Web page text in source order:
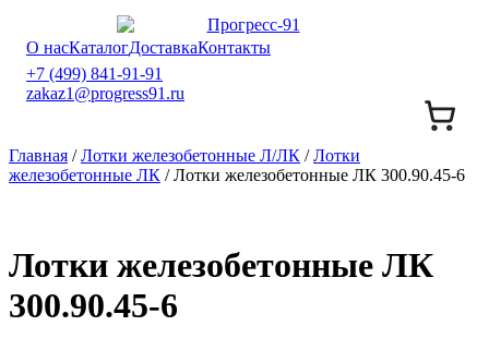
О насКаталогДоставкаКонтакты
+7 (499) 841-91-91
zakaz1@progress91.ru
Главная /Лотки железобетонные Л/ЛК /Лотки
железобетонные ЛК / Лотки железобетонные ЛК 300.90.45-6
Лотки железобетонные ЛК
300.90.45-6